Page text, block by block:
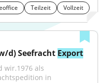
Teilzeit Vollzeit
d) Seefracht Export
wir.1976 als